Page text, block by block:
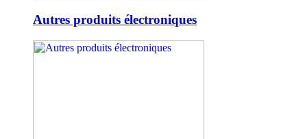
Autres produits électroniques